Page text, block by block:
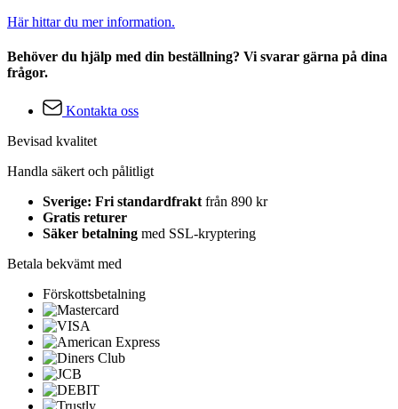
Här hittar du mer information.
Behöver du hjälp med din beställning? Vi svarar gärna på dina
frågor.
Kontakta oss
Bevisad kvalitet
Handla säkert och pålitligt
Sverige: Fri standardfrakt från 890 kr
Gratis returer
Säker betalning med SSL-kryptering
Betala bekvämt med
Förskottsbetalning